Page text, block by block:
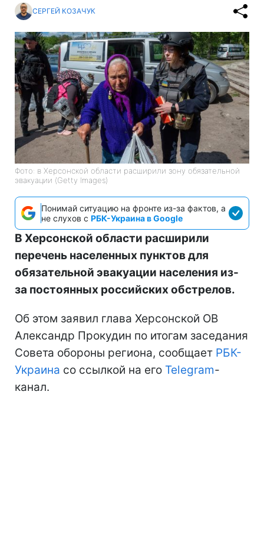
СЕРГЕЙ КОЗАЧУК
Фото: в Херсонской области расширили зону обязательной
эвакуации (Getty Images)
Понимай ситуацию на фронте из-за фактов, а
не слухов с РБК-Украина в Google
В Херсонской области расширили
перечень населенных пунктов для
обязательной эвакуации населения из-
за постоянных российских обстрелов.
Об этом заявил глава Херсонской ОВ
Александр Прокудин по итогам заседания
Совета обороны региона, сообщает РБК-
Украина со ссылкой на его Telegram-
канал.